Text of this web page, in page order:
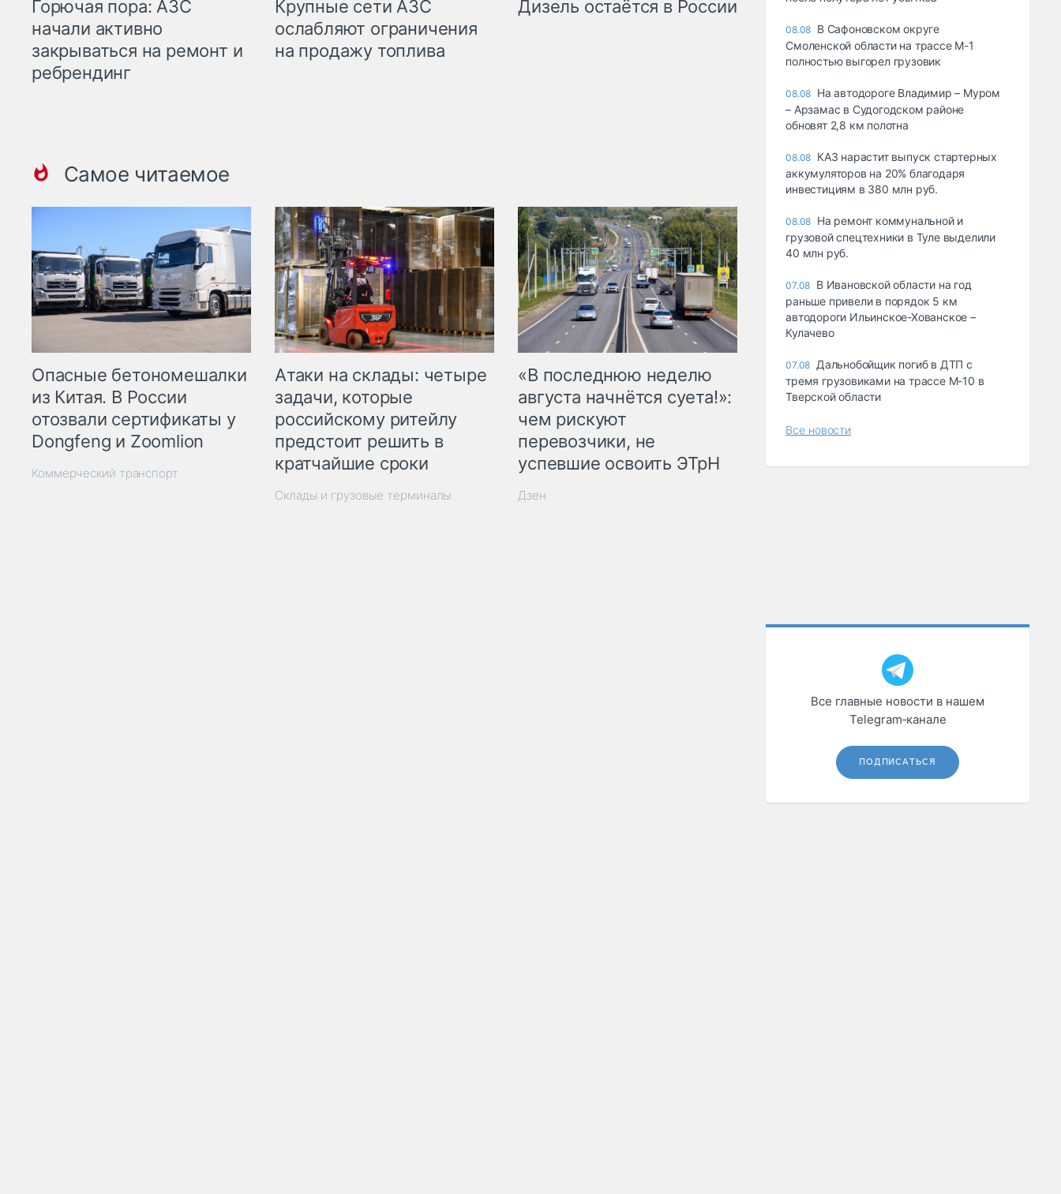
Горючая пора: АЗС
начали активно
закрываться на ремонт и
ребрендинг
Крупные сети АЗС
ослабляют ограничения
на продажу топлива
Дизель остаётся в России
Самое читаемое
Опасные бетономешалки
из Китая. В России
отозвали сертификаты у
Dongfeng и Zoomlion
Коммерческий транспорт
Атаки на склады: четыре
задачи, которые
российскому ритейлу
предстоит решить в
кратчайшие сроки
Склады и грузовые терминалы
«В последнюю неделю
августа начнётся суета!»:
чем рискуют
перевозчики, не
успевшие освоить ЭТрН
Дзен
08.08 В Сафоновском округе
Смоленской области на трассе М-1
полностью выгорел грузовик
08.08 На автодороге Владимир – Муром
– Арзамас в Судогодском районе
обновят 2,8 км полотна
08.08 КАЗ нарастит выпуск стартерных
аккумуляторов на 20% благодаря
инвестициям в 380 млн руб.
08.08 На ремонт коммунальной и
грузовой спецтехники в Туле выделили
40 млн руб.
07.08 В Ивановской области на год
раньше привели в порядок 5 км
автодороги Ильинское-Хованское –
Кулачево
07.08 Дальнобойщик погиб в ДТП с
тремя грузовиками на трассе М-10 в
Тверской области
Все новости
Все главные новости в нашем
Telegram‑канале
ПОДПИСАТЬСЯ